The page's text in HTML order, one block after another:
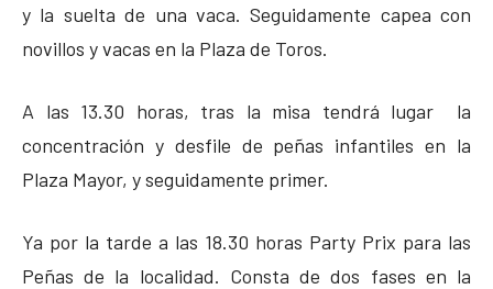
y la suelta de una vaca. Seguidamente capea con
novillos y vacas en la Plaza de Toros.
A las 13.30 horas, tras la misa tendrá lugar la
concentración y desfile de peñas infantiles en la
Plaza Mayor, y seguidamente primer.
Ya por la tarde a las 18.30 horas Party Prix para las
Peñas de la localidad. Consta de dos fases en la